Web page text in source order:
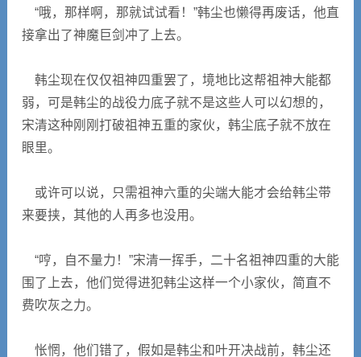
“哦，那样啊，那就试试看！”韩尘也懒得再废话，他直
接拿出了神魔巨剑冲了上去。
韩尘现在仅仅祖神四重罢了，境地比这帮祖神大能都
弱，可是韩尘的战役力底子就不是这些人可以幻想的，
宋清这种刚刚打破祖神五重的家伙，韩尘底子就不放在
眼里。
或许可以说，只需祖神六重的尖端大能才会给韩尘带
来要挟，其他的人再多也没用。
“哼，自不量力！”宋清一挥手，二十名祖神四重的大能
围了上去，他们觉得进犯韩尘这样一个小家伙，简直不
费吹灰之力。
怅惘，他们错了，假如是韩尘和叶开决战前，韩尘还